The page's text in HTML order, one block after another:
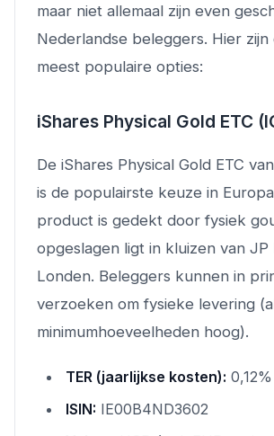
maar niet allemaal zijn even
Nederlandse beleggers. Hier zijn
meest populaire opties:
iShares Physical Gold ETC
De iShares Physical Gold ETC
is de populairste keuze in
product is gedekt door fysiek
opgeslagen ligt in kluizen van JP
Londen. Beleggers kunnen in
verzoeken om fysieke levering
minimumhoeveelheden hoog).
TER (jaarlijkse kosten):
ISIN: IE00B4ND3602